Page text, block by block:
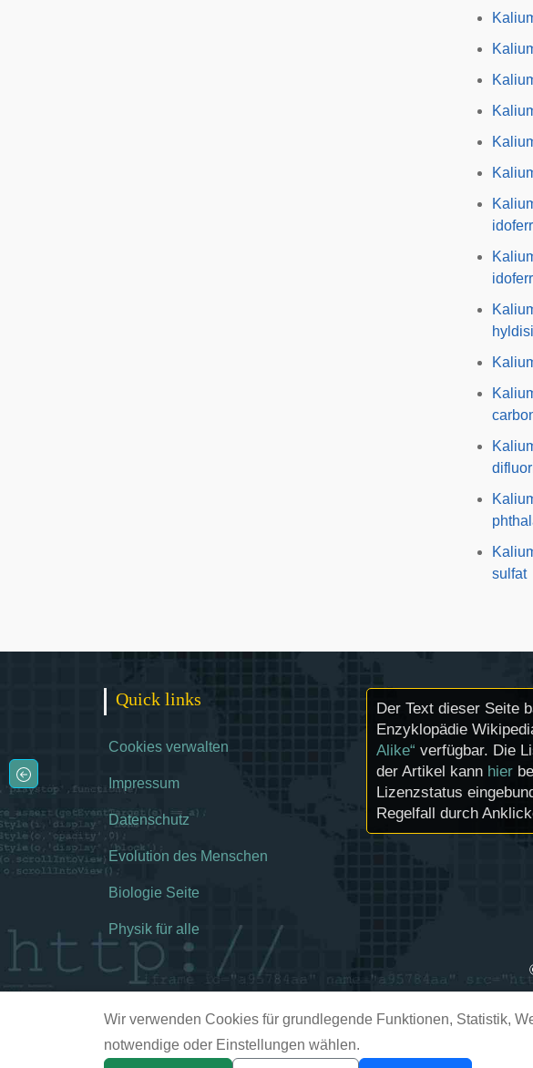
Wir verwenden Cookies für grundlegende Funktionen, Statistik,
notwendige oder Einstellungen wählen.
sulfat
Quick links
Cookies verwalten
Impressum
Datenschutz
Evolution des Menschen
Biologie Seite
Physik für alle
Der Text dieser Seite
Enzyklopädie
Alike“ verfügbar. Die
der Artikel kann hier
Lizenzstatus
Regelfall durch